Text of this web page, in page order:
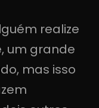
realize
um grande
mas isso